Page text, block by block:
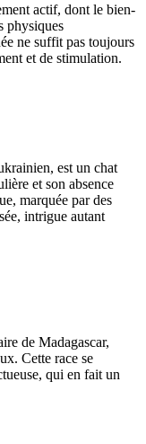
actif, dont le bien-
physiques
ne suffit pas toujours
et de stimulation.
est un chat
et son absence
marquée par des
intrigue autant
de Madagascar,
Cette race se
qui en fait un